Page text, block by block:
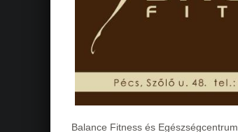
Balance Fitness és